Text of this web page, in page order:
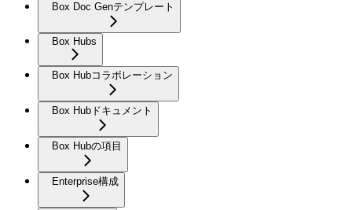
Box Doc Genテンプレート
Box Hubs
Box Hubコラボレーション
Box Hubドキュメント
Box Hubの項目
Enterprise構成